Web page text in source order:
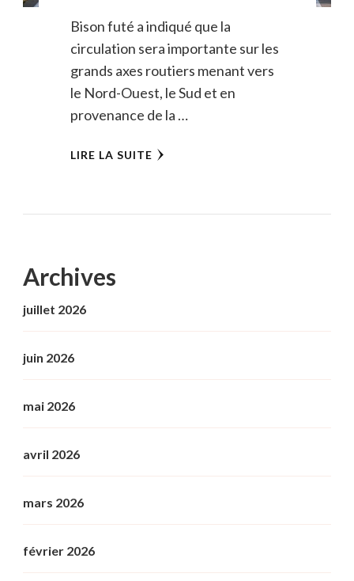
Bison futé a indiqué que la
circulation sera importante sur les
grands axes routiers menant vers
le Nord-Ouest, le Sud et en
provenance de la …
LIRE LA SUITE
Archives
juillet 2026
juin 2026
mai 2026
avril 2026
mars 2026
février 2026